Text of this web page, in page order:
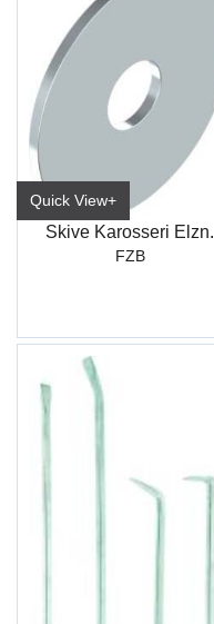
Quick View+
Skive Karosseri Elzn.
FZB